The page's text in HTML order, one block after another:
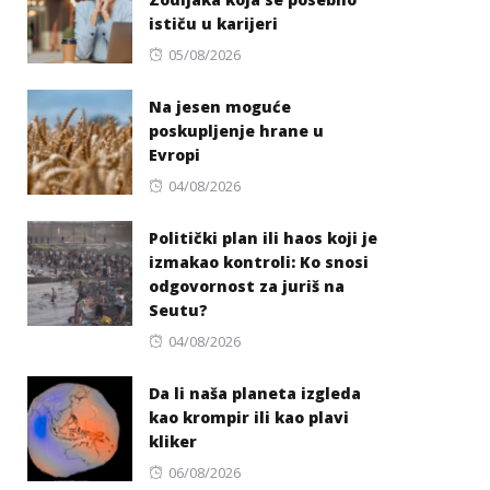
ističu u karijeri
Posted
05/08/2026
Na jesen moguće
poskupljenje hrane u
Evropi
Posted
04/08/2026
Politički plan ili haos koji je
izmakao kontroli: Ko snosi
odgovornost za juriš na
Seutu?
Posted
04/08/2026
Da li naša planeta izgleda
kao krompir ili kao plavi
kliker
Posted
06/08/2026